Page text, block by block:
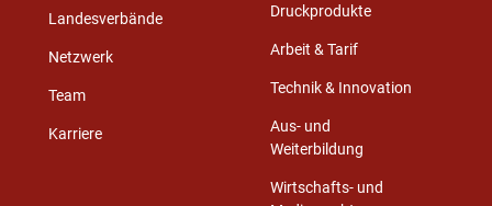
Landesverbände
Netzwerk
Team
Karriere
Druckprodukte
Arbeit & Tarif
Technik & Innovation
Aus- und
Weiterbildung
Wirtschafts- und